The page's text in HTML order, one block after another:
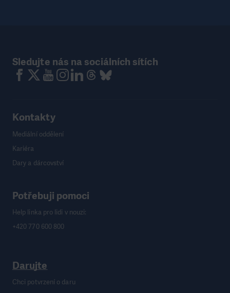
Sledujte nás na sociálních sítích
Kontakty
Mediální oddělení
Kariéra
Dary a dárcovství
Potřebuji pomoci
Help linka pro lidi v nouzi:
+420 770 600 800
Darujte
Chci potvrzení o daru